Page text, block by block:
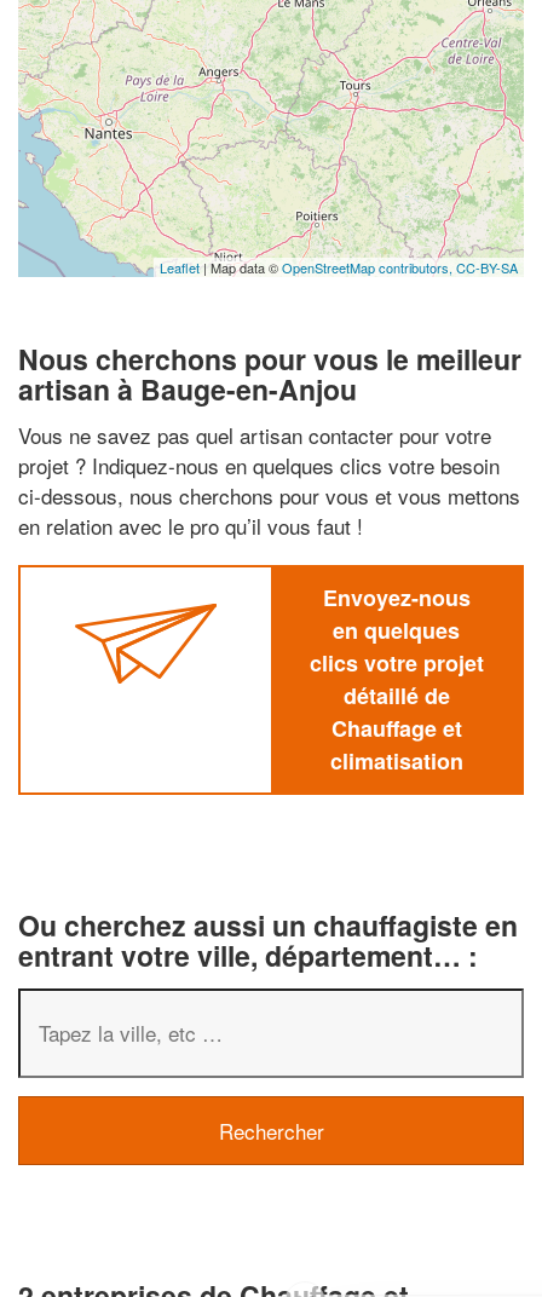
Leaflet | Map data ©OpenStreetMap contributors, CC-BY-SA
Nous cherchons pour vous le meilleur
artisan à Bauge-en-Anjou
Vous ne savez pas quel artisan contacter pour votre
projet ? Indiquez-nous en quelques clics votre besoin
ci-dessous, nous cherchons pour vous et vous mettons
en relation avec le pro qu’il vous faut !
Envoyez-nous
en quelques
clics votre projet
détaillé de
Chauffage et
climatisation
Ou cherchez aussi un chauffagiste en
entrant votre ville, département… :